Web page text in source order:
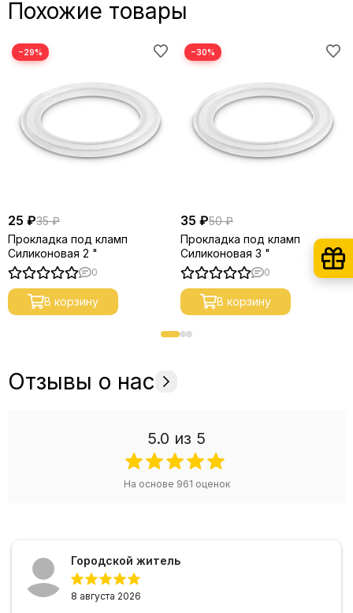
Похожие товары
−29%
25 ₽35 ₽
Прокладка под кламп
Силиконовая 2 "
0
В корзину
−30%
35 ₽50 ₽
Прокладка под кламп
Силиконовая 3 "
0
В корзину
Отзывы о нас
5.0 из 5
На основе 961 оценок
Городской житель
8 августа 2026